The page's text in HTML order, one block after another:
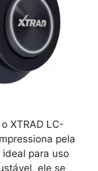
XTRAD LC-
pela
para uso
ele se